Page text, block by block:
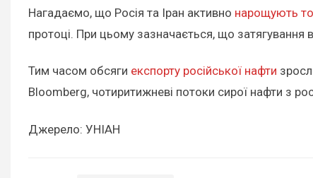
Нагадаємо, що Росія та Іран активно нарощують
протоці. При цьому зазначається, що затягування
Тим часом обсяги експорту російської нафти
Bloomberg, чотиритижневі потоки сирої нафти з
Джерело: УНІАН